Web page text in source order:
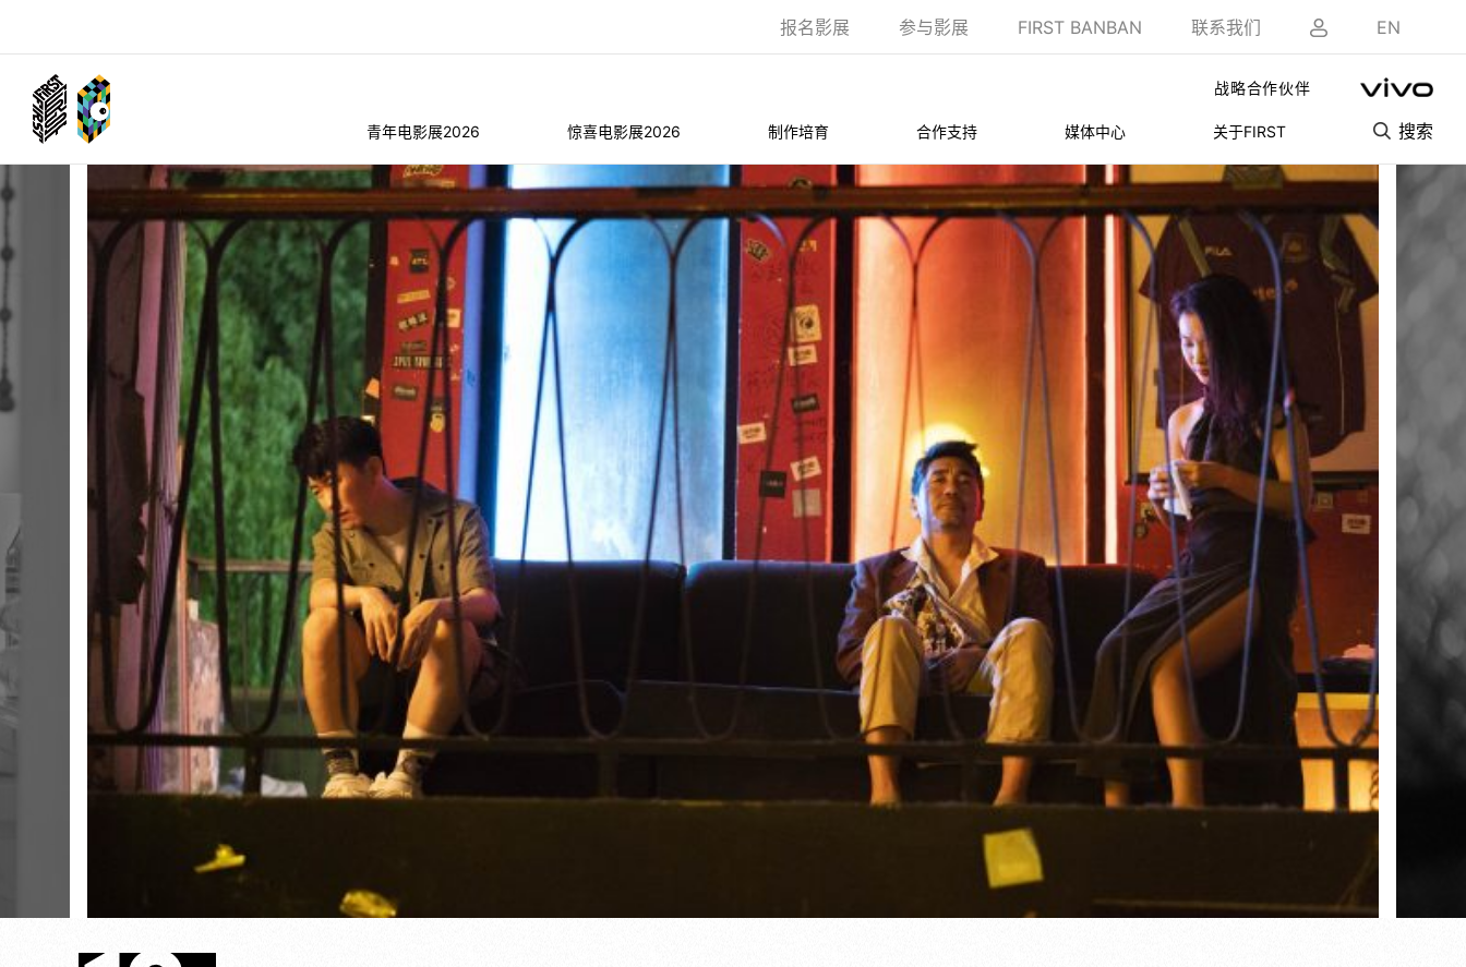
报名影展 参与影展 FIRST BANBAN 联系我们 EN
战略合作伙伴
青年电影展2026 惊喜电影展2026 制作培育 合作支持 媒体中心 关于FIRST 搜索